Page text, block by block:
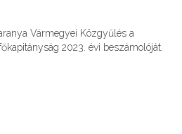
Vármegyei Közgyűlés a
2023. évi beszámolóját.